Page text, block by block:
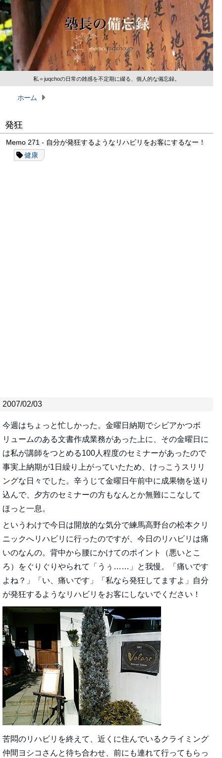
私＝juqchoの日常の雑感を不定期に綴る、個人的な備忘録。
ホーム
発狂
Memo 271 - 自分が発狂するようなリハビリをお客にするなー！
健康
2007/02/03
今週はちょっと忙しかった。金曜日納期でシビアかつボ
リュームのある文書作成業務があった上に、その金曜日に
は私が講師をつとめる100人程度のセミナーがあったので
事実上納期が1日繰り上がっていたため、けっこうスリリ
ングな日々でした。辛うじて金曜日午前中に成果物を送り
込んで、夕方のセミナーの方もなんとか無難にこなして
ほっと一息。
というわけで今日は開放的な気分で練馬高野台の松本クリ
ニックへリハビリに行ったのですが、今日のリハビリは痛
いのなんの。背中から腰にかけてのポイント（悪いとこ
ろ）をぐりぐりやられて「うぅ……」と我慢。「痛いです
よね？」「い、痛いです」「私なら発狂してますよ」自分
が発狂するようなリハビリをお客にしないでください！
苦悶のリハビリを終えて、近くに住んでいるクライミング
仲間ヨシコさんと待ち合わせ、前にも連れて行ってもらっ